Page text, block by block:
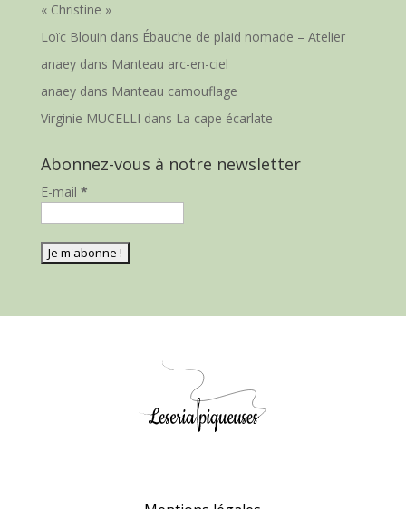
« Christine »
Loïc Blouin dans Ébauche de plaid nomade – Atelier
anaeydans Manteau arc-en-ciel
anaeydans Manteau camouflage
Virginie MUCELLI dans La cape écarlate
Abonnez-vous à notre newsletter
E-mail *